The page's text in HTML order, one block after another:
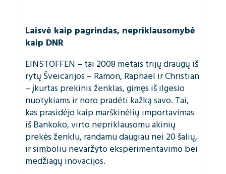
Laisvė kaip pagrindas, nepriklausomybė
kaip DNR
EINSTOFFEN – tai 2008 metais trijų draugų iš
rytų Šveicarijos – Ramon, Raphael ir Christian
– įkurtas prekinis ženklas, gimęs iš ilgesio
nuotykiams ir noro pradėti kažką savo. Tai,
kas prasidėjo kaip marškinėlių importavimas
iš Bankoko, virto nepriklausomu akinių
prekės ženklu, randamu daugiau nei 20 šalių,
ir simboliu nevaržyto eksperimentavimo bei
medžiagų inovacijos.